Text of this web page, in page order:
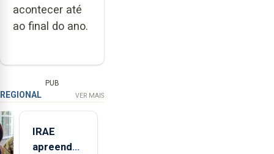
acontecer até
ao final do ano.
PUB
REGIONAL VER MAIS
IRAE
apreendeu